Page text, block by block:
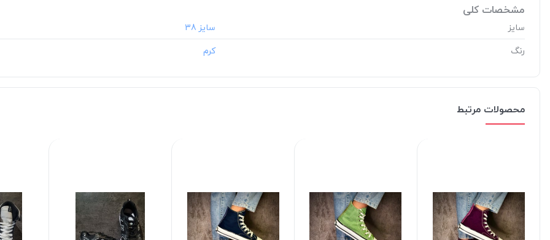
مشخصات کلی
سایز
رنگ
محصولات مرتبط